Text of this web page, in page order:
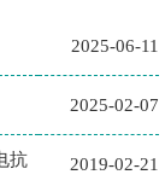
2025-06-11
2025-02-07
抗
2019-02-21